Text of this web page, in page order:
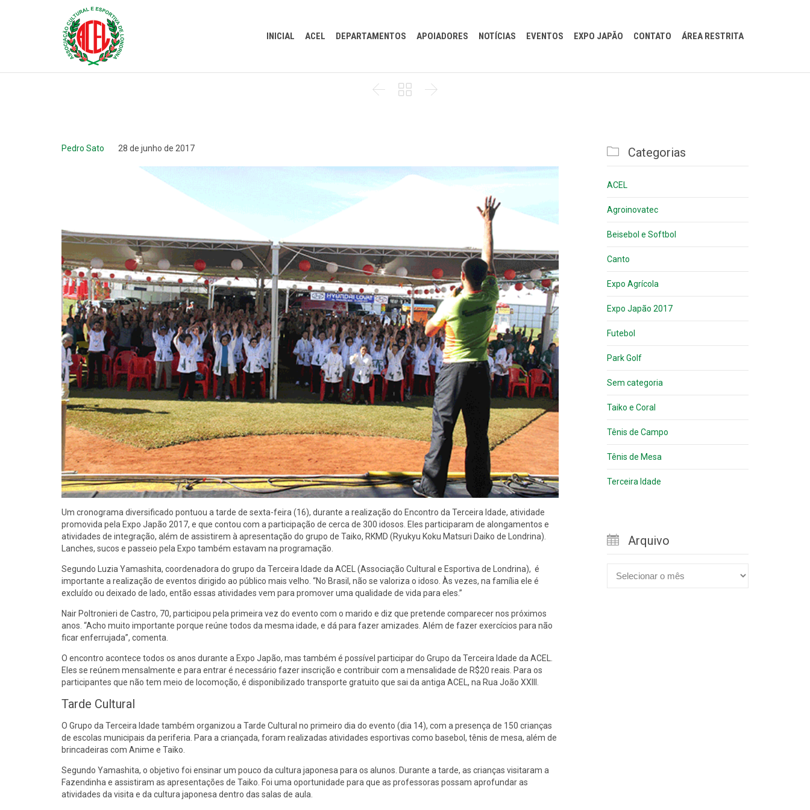
INICIAL ACEL DEPARTAMENTOS APOIADORES NOTÍCIAS EVENTOS EXPO JAPÃO CONTATO ÁREA RESTRITA
  
Pedro Sato 28 de junho de 2017
Um cronograma diversificado pontuou a tarde de sexta-feira (16), durante a realização do Encontro da Terceira Idade, atividade
promovida pela Expo Japão 2017, e que contou com a participação de cerca de 300 idosos. Eles participaram de alongamentos e
atividades de integração, além de assistirem à apresentação do grupo de Taiko, RKMD (Ryukyu Koku Matsuri Daiko de Londrina).
Lanches, sucos e passeio pela Expo também estavam na programação.
Segundo Luzia Yamashita, coordenadora do grupo da Terceira Idade da ACEL (Associação Cultural e Esportiva de Londrina), é
importante a realização de eventos dirigido ao público mais velho. “No Brasil, não se valoriza o idoso. Às vezes, na família ele é
excluído ou deixado de lado, então essas atividades vem para promover uma qualidade de vida para eles.”
Nair Poltronieri de Castro, 70, participou pela primeira vez do evento com o marido e diz que pretende comparecer nos próximos
anos. “Acho muito importante porque reúne todos da mesma idade, e dá para fazer amizades. Além de fazer exercícios para não
ficar enferrujada”, comenta.
O encontro acontece todos os anos durante a Expo Japão, mas também é possível participar do Grupo da Terceira Idade da ACEL.
Eles se reúnem mensalmente e para entrar é necessário fazer inscrição e contribuir com a mensalidade de R$20 reais. Para os
participantes que não tem meio de locomoção, é disponibilizado transporte gratuito que sai da antiga ACEL, na Rua João XXIII.
Tarde Cultural
O Grupo da Terceira Idade também organizou a Tarde Cultural no primeiro dia do evento (dia 14), com a presença de 150 crianças
de escolas municipais da periferia. Para a criançada, foram realizadas atividades esportivas como basebol, tênis de mesa, além de
brincadeiras com Anime e Taiko.
Segundo Yamashita, o objetivo foi ensinar um pouco da cultura japonesa para os alunos. Durante a tarde, as crianças visitaram a
Fazendinha e assistiram as apresentações de Taiko. Foi uma oportunidade para que as professoras possam aprofundar as
atividades da visita e da cultura japonesa dentro das salas de aula.
 Categorias
ACEL
Agroinovatec
Beisebol e Softbol
Canto
Expo Agrícola
Expo Japão 2017
Futebol
Park Golf
Sem categoria
Taiko e Coral
Tênis de Campo
Tênis de Mesa
Terceira Idade
 Arquivo
